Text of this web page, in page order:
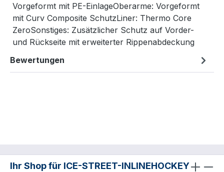
Vorgeformt mit PE-EinlageOberarme: Vorgeformt
mit Curv Composite SchutzLiner: Thermo Core
ZeroSonstiges: Zusätzlicher Schutz auf Vorder-
und Rückseite mit erweiterter Rippenabdeckung
Bewertungen
Ihr Shop für ICE-STREET-INLINEHOCKEY